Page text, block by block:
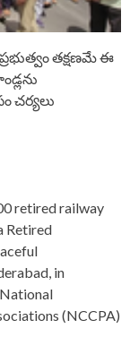
తక్షణమే ఈ
చర్యలు
retired railway
Retired
in
(NCCPA)